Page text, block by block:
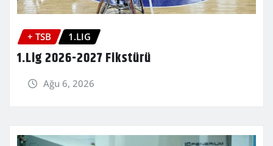
+ TSB 1.LIG
1.Lig 2026-2027 Fikstürü
Ağu 6, 2026